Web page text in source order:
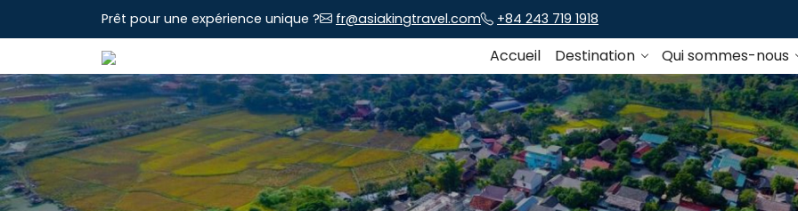
Prêt pour une expérience unique ? fr@asiakingtravel.com +84 243 719 1918
Accueil Destination Qui sommes-nous